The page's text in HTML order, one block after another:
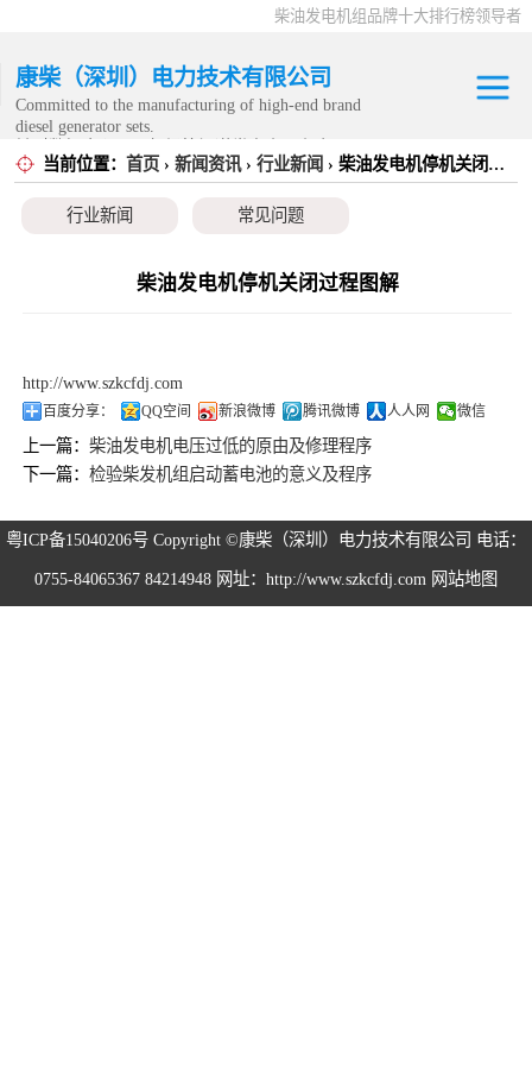
柴油发电机组品牌十大排行榜领导者
康柴（深圳）电力技术有限公司
Committed to the manufacturing of high-end brand
diesel generator sets.
务范围内。
当前位置： 首页 › 新闻资讯› 行业新闻 › 柴油发电机停机关闭过程图解
行业新闻 常见问题
柴油发电机停机关闭过程图解
http://www.szkcfdj.com
百度分享： QQ空间 新浪微博 腾讯微博 人人网 微信
上一篇：柴油发电机电压过低的原由及修理程序
下一篇：检验柴发机组启动蓄电池的意义及程序
粤ICP备15040206号 Copyright ©康柴（深圳）电力技术有限公司 电话：
0755-84065367 84214948 网址：http://www.szkcfdj.com 网站地图
康明斯发电机组
静音发电机组
移动发电机组
发电机租赁
CPG原厂整机